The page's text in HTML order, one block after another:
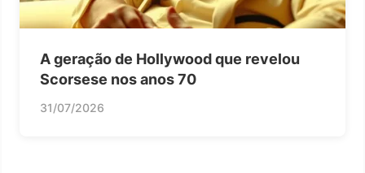
A geração de Hollywood que revelou
Scorsese nos anos 70
31/07/2026